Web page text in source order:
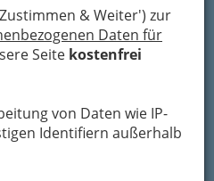
& Weiter') zur
Daten für
Seite kostenfrei
von Daten wie IP-
Identifiern außerhalb